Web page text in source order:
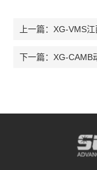
上一篇：XG-VMS
下一篇：XG-CAMB